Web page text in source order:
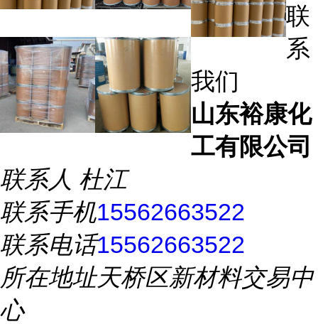
联
系
我们
山东裕康化
工有限公司
联系人 杜江
联系手机15562663522
联系电话15562663522
所在地址天桥区新材料交易中
心